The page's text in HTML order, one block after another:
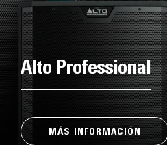
Alto Professional
MÁS INFORMACIÓN